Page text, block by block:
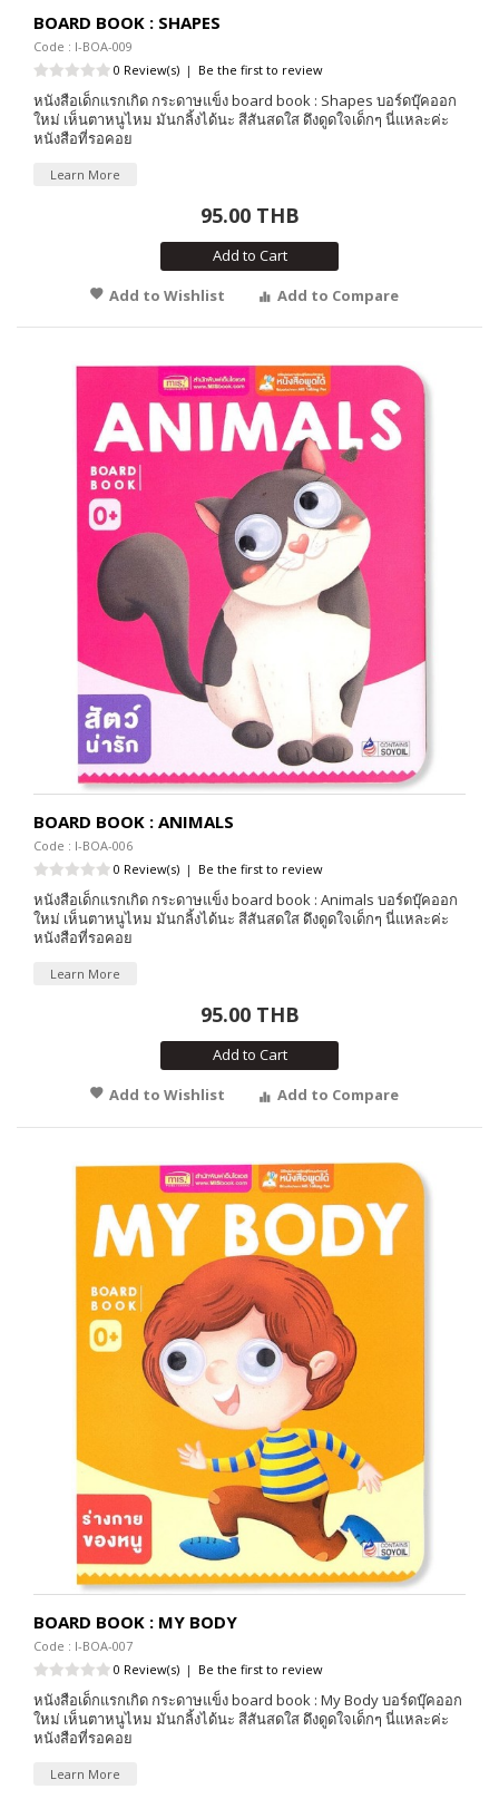
BOARD BOOK : SHAPES
Code : I-BOA-009
0 Review(s) | Be the first to review
หนังสือเด็กแรกเกิด กระดาษแข็ง board book : Shapes บอร์ดบุ๊คออก
ใหม่ เห็นตาหนูไหม มันกลิ้งได้นะ สีสันสดใส ดึงดูดใจเด็กๆ นี่แหละค่ะ
หนังสือที่รอคอย
Learn More
95.00 THB
Add to Cart
Add to Wishlist
Add to Compare
BOARD BOOK : ANIMALS
Code : I-BOA-006
0 Review(s) | Be the first to review
หนังสือเด็กแรกเกิด กระดาษแข็ง board book : Animals บอร์ดบุ๊คออก
ใหม่ เห็นตาหนูไหม มันกลิ้งได้นะ สีสันสดใส ดึงดูดใจเด็กๆ นี่แหละค่ะ
หนังสือที่รอคอย
Learn More
95.00 THB
Add to Cart
Add to Wishlist
Add to Compare
BOARD BOOK : MY BODY
Code : I-BOA-007
0 Review(s) | Be the first to review
หนังสือเด็กแรกเกิด กระดาษแข็ง board book : My Body บอร์ดบุ๊คออก
ใหม่ เห็นตาหนูไหม มันกลิ้งได้นะ สีสันสดใส ดึงดูดใจเด็กๆ นี่แหละค่ะ
หนังสือที่รอคอย
Learn More